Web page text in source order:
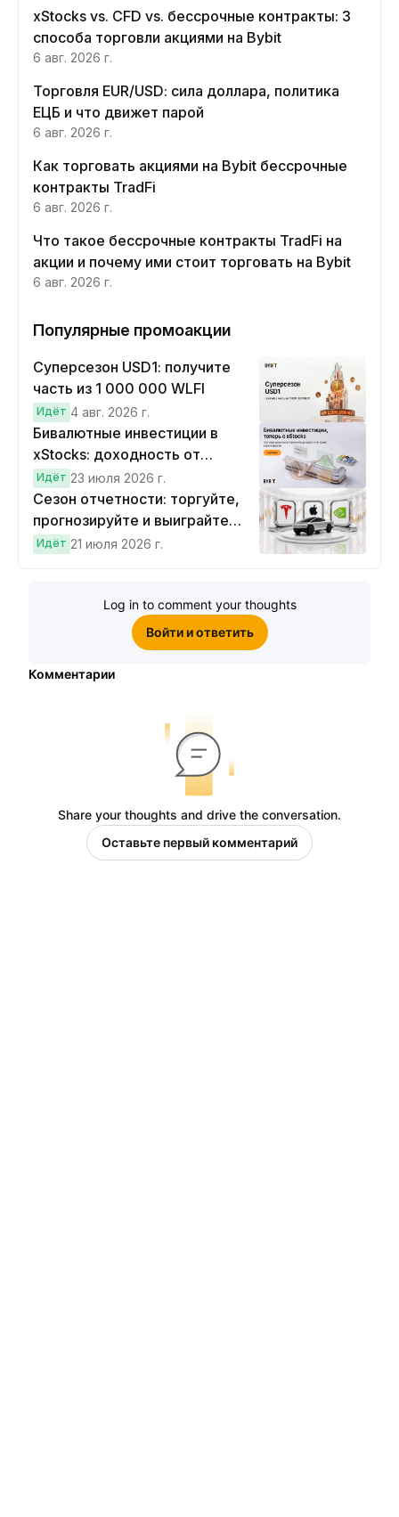
xStocks vs. CFD vs. бессрочные контракты: 3
способа торговли акциями на Bybit
6 авг. 2026 г.
Торговля EUR/USD: сила доллара, политика
ЕЦБ и что движет парой
6 авг. 2026 г.
Как торговать акциями на Bybit бессрочные
контракты TradFi
6 авг. 2026 г.
Что такое бессрочные контракты TradFi на
акции и почему ими стоит торговать на Bybit
6 авг. 2026 г.
Популярные промоакции
Суперсезон USD1: получите
часть из 1 000 000 WLFI
Идёт 4 авг. 2026 г.
Бивалютные инвестиции в
xStocks: доходность от
прогнозов
Идёт 23 июля 2026 г.
Сезон отчетности: торгуйте,
прогнозируйте и выиграйте
Cybertruck!
Идёт 21 июля 2026 г.
Log in to comment your thoughts
Войти и ответить
Комментарии
Share your thoughts and drive the conversation.
Оставьте первый комментарий